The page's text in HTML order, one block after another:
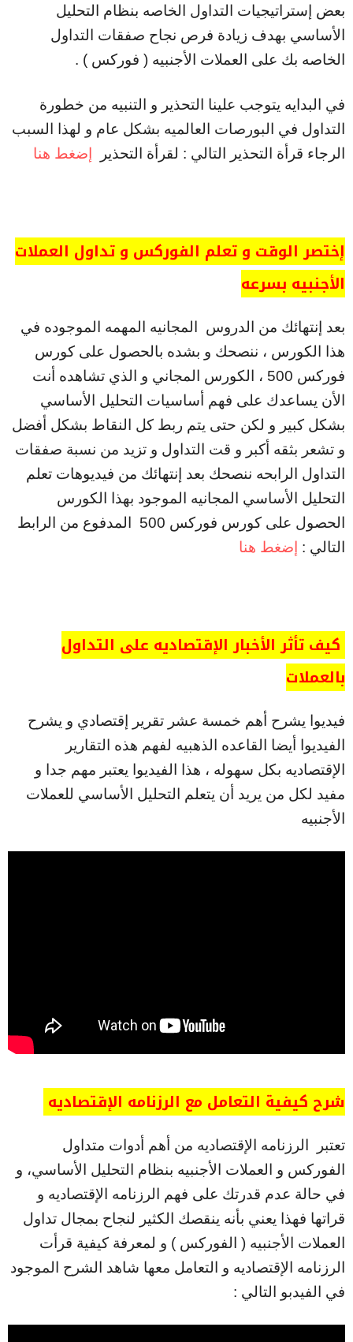
بعض إستراتيجيات التداول الخاصه بنظام التحليل
الأساسي بهدف زيادة فرص نجاح صفقات التداول
الخاصه بك على العملات الأجنبيه ( فوركس ) .
في البدايه يتوجب علينا التحذير و التنبيه من خطورة
التداول في البورصات العالميه بشكل عام و لهذا السبب
الرجاء قرأة التحذير التالي : لقرأة التحذير
إضغط هنا
إختصر الوقت و تعلم الفوركس و تداول العملات
الأجنبيه بسرعه
بعد إنتهائك من الدروس المجانيه المهمه الموجوده في
هذا الكورس ، ننصحك و بشده بالحصول على كورس
فوركس 500 ، الكورس المجاني و الذي تشاهده أنت
الأن يساعدك على فهم أساسيات التحليل الأساسي
بشكل كبير و لكن حتى يتم ربط كل النقاط بشكل أفضل
و تشعر بثقه أكبر و قت التداول و تزيد من نسبة صفقات
التداول الرابحه ننصحك بعد إنتهائك من فيديوهات تعلم
التحليل الأساسي المجانيه الموجود بهذا الكورس
الحصول على كورس فوركس 500 المدفوع من الرابط
التالي : إضغط هنا
كيف تأثر الأخبار الإقتصاديه على التداول
بالعملات
فيديوا يشرح أهم خمسة عشر تقرير إقتصادي و يشرح
الفيديوا أيضا القاعده الذهبيه لفهم هذه التقارير
الإقتصاديه بكل سهوله ، هذا الفيديوا يعتبر مهم جدا و
مفيد لكل من يريد أن يتعلم التحليل الأساسي للعملات
الأجنبيه
شرح كيفية التعامل مع الرزنامه الإقتصاديه
تعتبر الرزنامه الإقتصاديه من أهم أدوات متداول
الفوركس و العملات الأجنبيه بنظام التحليل الأساسي، و
في حالة عدم قدرتك على فهم الرزنامه الإقتصاديه و
قراتها فهذا يعني بأنه ينقصك الكثير لنجاح بمجال تداول
العملات الأجنبيه ( الفوركس ) و لمعرفة كيفية قرأت
الرزنامه الإقتصاديه و التعامل معها شاهد الشرح الموجود
في الفيدبو التالي :